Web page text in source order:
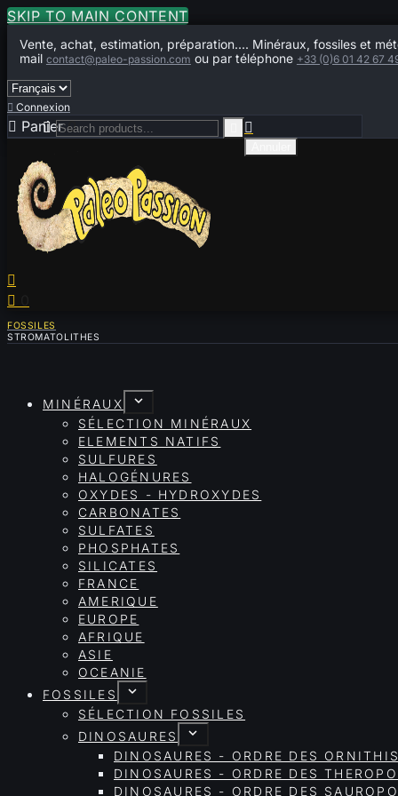
SKIP TO MAIN CONTENT
Vente, achat, estimation, préparation.... Minéraux, fossiles et
mail contact@paleo-passion.com ou par téléphone +33 (0)6 01 42 67
 Connexion
 Panier 0


 
FOSSILES
STROMATOLITHES
MINÉRAUX
SÉLECTION MINÉRAUX
ELEMENTS NATIFS
SULFURES
HALOGÉNURES
OXYDES - HYDROXYDES
CARBONATES
SULFATES
PHOSPHATES
SILICATES
FRANCE
AMERIQUE
EUROPE
AFRIQUE
ASIE
OCEANIE
FOSSILES
SÉLECTION FOSSILES
DINOSAURES
DINOSAURES - ORDRE DES
DINOSAURES - ORDRE DES
DINOSAURES - ORDRE DES